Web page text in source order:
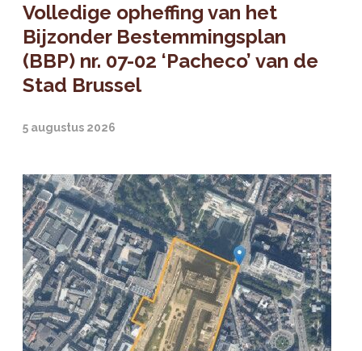
Volledige opheffing van het
Bijzonder Bestemmingsplan
(BBP) nr. 07-02 ‘Pacheco’ van de
Stad Brussel
5 augustus 2026